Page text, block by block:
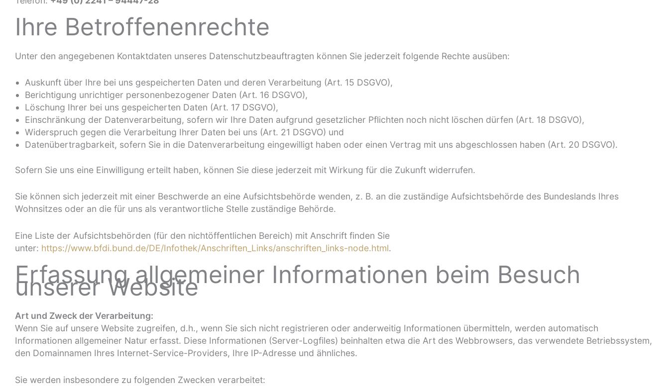
Ihre Betroffenenrechte
Unter den angegebenen Kontaktdaten unseres Datenschutzbeauftragten können Sie jederzeit folgende Rechte ausüben:
Auskunft über Ihre bei uns gespeicherten Daten und deren Verarbeitung (Art. 15 DSGVO),
Berichtigung unrichtiger personenbezogener Daten (Art. 16 DSGVO),
Löschung Ihrer bei uns gespeicherten Daten (Art. 17 DSGVO),
Einschränkung der Datenverarbeitung, sofern wir Ihre Daten aufgrund gesetzlicher Pflichten noch nicht löschen dürfen (Art. 18 DSGVO),
Widerspruch gegen die Verarbeitung Ihrer Daten bei uns (Art. 21 DSGVO) und
Datenübertragbarkeit, sofern Sie in die Datenverarbeitung eingewilligt haben oder einen Vertrag mit uns abgeschlossen haben (Art. 20 DSGVO).
Sofern Sie uns eine Einwilligung erteilt haben, können Sie diese jederzeit mit Wirkung für die Zukunft widerrufen.
Sie können sich jederzeit mit einer Beschwerde an eine Aufsichtsbehörde wenden, z. B. an die zuständige Aufsichtsbehörde des Bundeslands Ihres
Wohnsitzes oder an die für uns als verantwortliche Stelle zuständige Behörde.
Eine Liste der Aufsichtsbehörden (für den nichtöffentlichen Bereich) mit Anschrift finden Sie
unter: https://www.bfdi.bund.de/DE/Infothek/Anschriften_Links/anschriften_links-node.html.
Erfassung allgemeiner Informationen beim Besuch
unserer Website
Art und Zweck der Verarbeitung:
Wenn Sie auf unsere Website zugreifen, d.h., wenn Sie sich nicht registrieren oder anderweitig Informationen übermitteln, werden automatisch
Informationen allgemeiner Natur erfasst. Diese Informationen (Server-Logfiles) beinhalten etwa die Art des Webbrowsers, das verwendete Betriebssystem,
den Domainnamen Ihres Internet-Service-Providers, Ihre IP-Adresse und ähnliches.
Sie werden insbesondere zu folgenden Zwecken verarbeitet: